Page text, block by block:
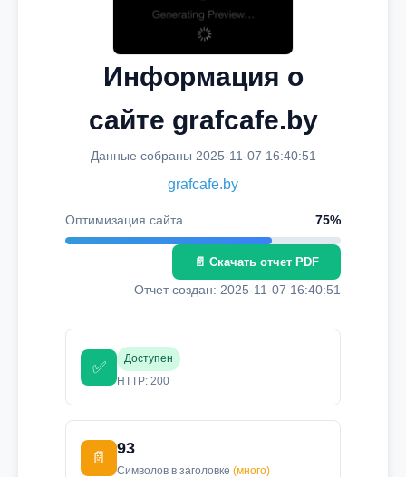
Информация о
сайте grafcafe.by
Данные собраны 2025-11-07 16:40:51
grafcafe.by
Оптимизация сайта 75%
📄 Скачать отчет PDF
Отчет создан: 2025-11-07 16:40:51
✅
Доступен
HTTP: 200
📄
93
Символов в заголовке (много)